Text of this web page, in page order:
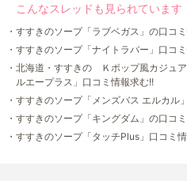
こんなスレッドも見られています
・すすきのソープ「ラブベガス」の口コ
・すすきのソープ「ナイトラバー」口コ
・北海道・すすきの Ｋポップ風カジュ
ルエープラス」口コミ情報求む!!
・すすきのソープ「メンズバス エルカル
・すすきのソープ「キングダム」の口コ
・すすきのソープ「タッチPlus」口コミ